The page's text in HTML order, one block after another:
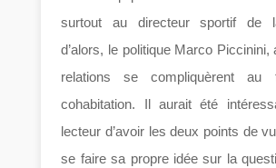
surtout au directeur sportif de
d’alors, le politique Marco Piccinini,
relations se compliquèrent
cohabitation. Il aurait été
lecteur d’avoir les deux points de
se faire sa propre idée sur la